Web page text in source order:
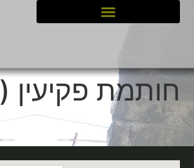
חותמת פקיעין (2)